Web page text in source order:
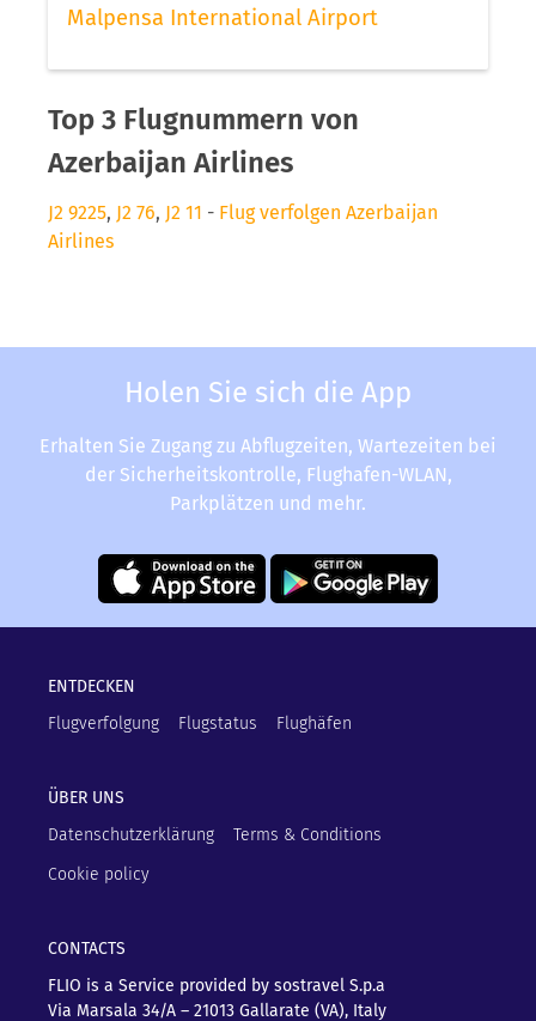
Malpensa International Airport
Top 3 Flugnummern von
Azerbaijan Airlines
J2 9225, J2 76, J2 11 - Flug verfolgen Azerbaijan
Airlines
Holen Sie sich die App
Erhalten Sie Zugang zu Abflugzeiten, Wartezeiten bei
der Sicherheitskontrolle, Flughafen-WLAN,
Parkplätzen und mehr.
ENTDECKEN
Flugverfolgung
Flugstatus Flughäfen
ÜBER UNS
Datenschutzerklärung
Terms & Conditions
Cookie policy
CONTACTS
FLIO is a Service provided by sostravel S.p.a
Via Marsala 34/A – 21013 Gallarate (VA), Italy